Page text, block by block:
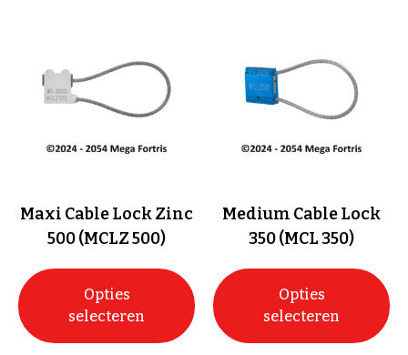
Maxi Cable Lock Zinc
500 (MCLZ 500)
Opties
selecteren
Medium Cable Lock
350 (MCL 350)
Opties
selecteren